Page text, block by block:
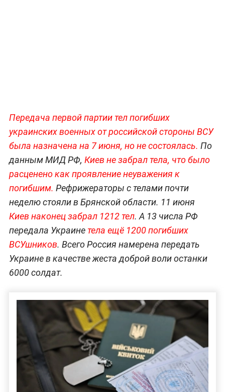
Передача первой партии тел погибших
украинских военных от российской стороны ВСУ
была назначена на 7 июня, но не состоялась. По
данным МИД РФ, Киев не забрал тела, что было
расценено как проявление неуважения к
погибшим. Рефрижераторы с телами почти
неделю стояли в Брянской области. 11 июня
Киев наконец забрал 1212 тел. А 13 числа РФ
передала Украине тела ещё 1200 погибших
ВСУшников. Всего Россия намерена передать
Украине в качестве жеста доброй воли останки
6000 солдат.